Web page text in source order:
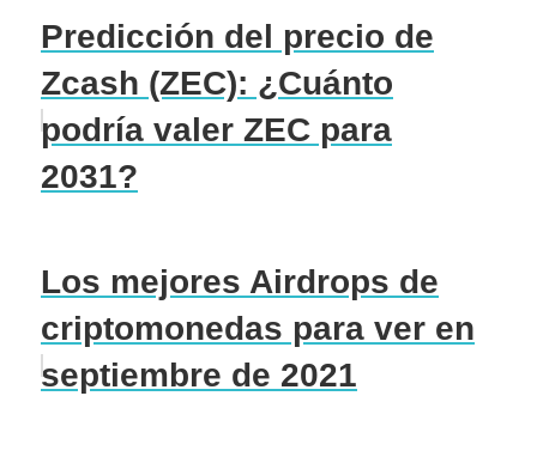
Predicción del precio de
Zcash (ZEC): ¿Cuánto
podría valer ZEC para
2031?
Los mejores Airdrops de
criptomonedas para ver en
septiembre de 2021